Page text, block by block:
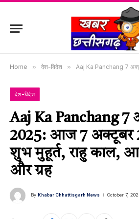
Home » देश-विदेश » Aaj Ka Panchang 7 अक्टूबर 2025: आज 7
देश-विदेश
Aaj Ka Panchang 7
2025: आज 7 अक्टूबर
शुभ मुहूर्त, राहु काल,
और ग्रह
By Khabar Chhattisgarh News October 7,